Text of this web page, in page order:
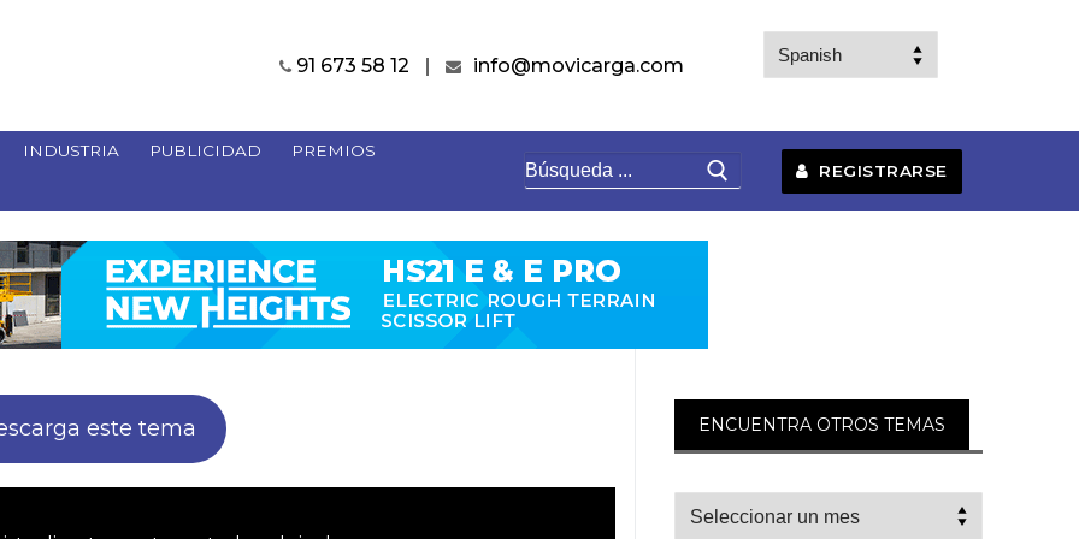
91 673 58 12 info@movicarga.com
INDUSTRIA PUBLICIDAD PREMIOS
Buscar: REGISTRARSE
este tema ENCUENTRA OTROS TEMAS
Check